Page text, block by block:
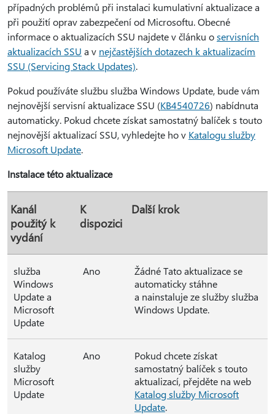
případných problémů při instalaci kumulativní aktualizace a
při použití oprav zabezpečení od Microsoftu. Obecné
informace o aktualizacích SSU najdete v článku oservisních
aktualizacích SSU a v nejčastějších dotazech k aktualizacím
SSU (Servicing Stack Updates).
Pokud používáte službu služba Windows Update, bude vám
nejnovější servisní aktualizace SSU (KB4540726) nabídnuta
automaticky. Pokud chcete získat samostatný balíček s touto
nejnovější aktualizací SSU, vyhledejte ho v Katalogu služby
Microsoft Update.
Instalace této aktualizace
Kanál
použitý k
vydání
K
dispozici
Další krok
služba
Windows
Update a
Microsoft
Update
Ano
Žádné Tato aktualizace se
automaticky stáhne
a nainstaluje ze služby služba
Windows Update.
Katalog
služby
Microsoft
Update
Ano
Pokud chcete získat
samostatný balíček s touto
aktualizací, přejděte na web
Katalog služby Microsoft
Update.